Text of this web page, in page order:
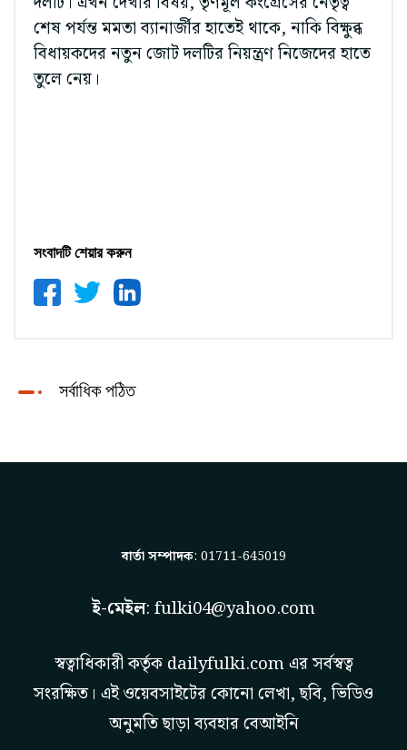
শেষ পর্যন্ত মমতা ব্যানার্জীর হাতেই থাকে, নাকি বিক্ষুব্ধ
বিধায়কদের নতুন জোট দলটির নিয়ন্ত্রণ নিজেদের হাতে
তুলে নেয়।
সংবাদটি শেয়ার করুন
সর্বাধিক পঠিত
বার্তা সম্পাদক: 01711-645019
ই-মেইল: fulki04@yahoo.com
স্বত্বাধিকারী কর্তৃক dailyfulki.comএর সর্বস্বত্ব
সংরক্ষিত। এই ওয়েবসাইটের কোনো লেখা, ছবি, ভিডিও
অনুমতি ছাড়া ব্যবহার বেআইনি